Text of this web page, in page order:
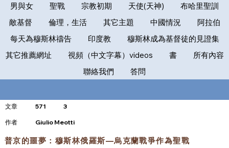
男與女
聖戰 宗教初期 天使(天神)
布哈里聖訓
敵基督
倫理，生活 其它主題 中國情況
阿拉伯
每天為穆斯林禱告
印度教
穆斯林成為基督徒的見證集
其它推薦網址
視頻（中文字幕）videos 書
所有內容
聯絡我們
答問
文章 571 3
​作者 Giulio Meotti
普京的噩夢：穆斯林俄羅斯—烏克蘭戰爭作為聖戰